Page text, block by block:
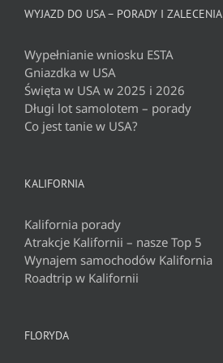
WYJAZD DO USA – PORADY I ZALECENIA
Wypełnianie wniosku ESTA
Gniazdka w USA
Święta w USA w 2025 i 2026
Długi lot samolotem – porady
Co jest tanie w USA?
KALIFORNIA
Kalifornia porady
Atrakcje Kalifornii – nasze Top 5
Wynajem samochodów Kalifornia
Roadtrip w Kalifornii
FLORYDA